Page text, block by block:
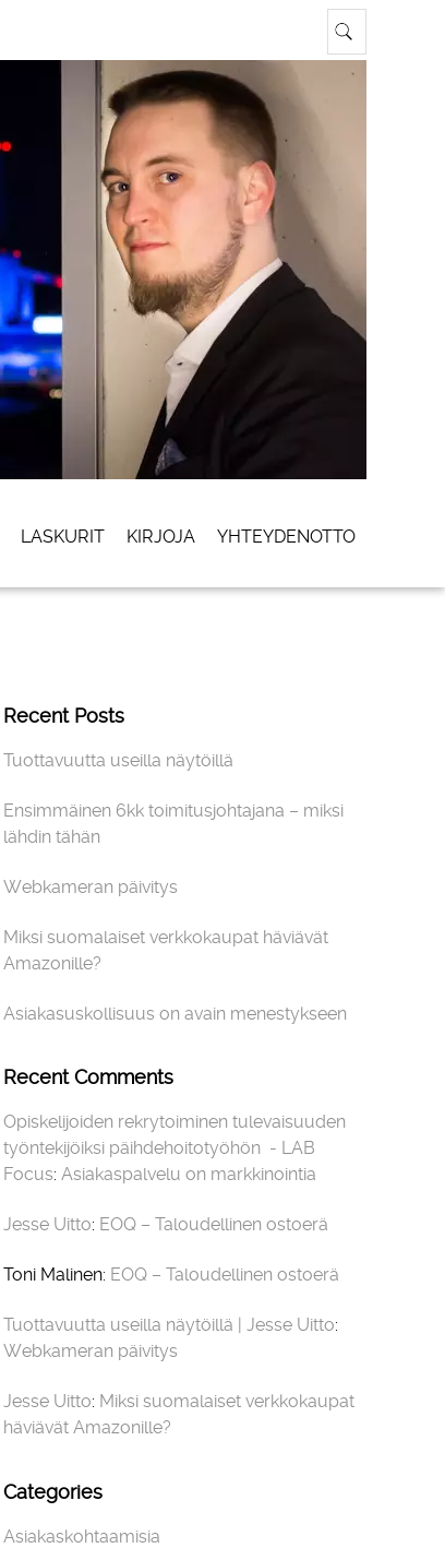
LASKURIT KIRJOJA YHTEYDENOTTO
Recent Posts
Tuottavuutta useilla näytöillä
Ensimmäinen 6kk toimitusjohtajana – miksi
lähdin tähän
Webkameran päivitys
Miksi suomalaiset verkkokaupat häviävät
Amazonille?
Asiakasuskollisuus on avain menestykseen
Recent Comments
Opiskelijoiden rekrytoiminen tulevaisuuden
työntekijöiksi päihdehoitotyöhön - LAB
Focus:Asiakaspalvelu on markkinointia
Jesse Uitto: EOQ – Taloudellinen ostoerä
Toni Malinen: EOQ – Taloudellinen ostoerä
Tuottavuutta useilla näytöillä | Jesse Uitto:
Webkameran päivitys
Jesse Uitto: Miksi suomalaiset verkkokaupat
häviävät Amazonille?
Categories
Asiakaskohtaamisia